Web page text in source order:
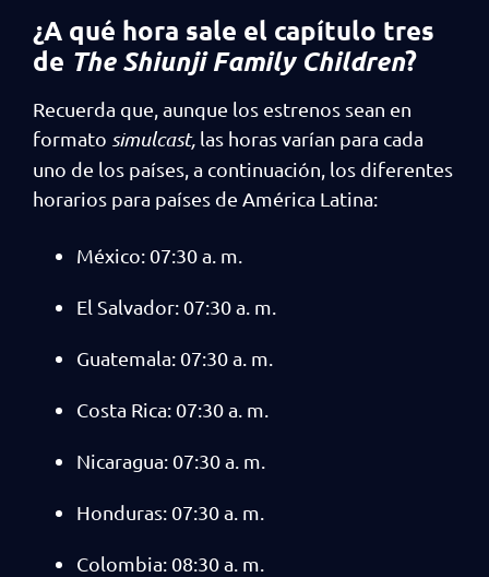
¿A qué hora sale el capítulo tres
de The Shiunji Family Children?
Recuerda que, aunque los estrenos sean en
formato simulcast, las horas varían para cada
uno de los países, a continuación, los diferentes
horarios para países de América Latina:
México: 07:30 a. m.
El Salvador: 07:30 a. m.
Guatemala: 07:30 a. m.
Costa Rica: 07:30 a. m.
Nicaragua: 07:30 a. m.
Honduras: 07:30 a. m.
Colombia: 08:30 a. m.